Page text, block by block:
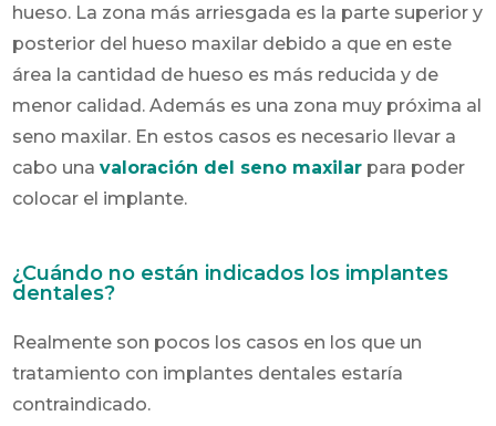
hueso. La zona más arriesgada es la parte superior y
posterior del hueso maxilar debido a que en este
área la cantidad de hueso es más reducida y de
menor calidad. Además es una zona muy próxima al
seno maxilar. En estos casos es necesario llevar a
cabo unavaloración del seno maxilar para poder
colocar el implante.
¿Cuándo no están indicados los implantes
dentales?
Realmente son pocos los casos en los que un
tratamiento con implantes dentales estaría
contraindicado.